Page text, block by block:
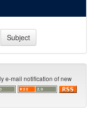
e-mail notification of new